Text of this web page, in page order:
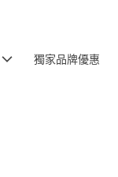
獨家品牌優惠